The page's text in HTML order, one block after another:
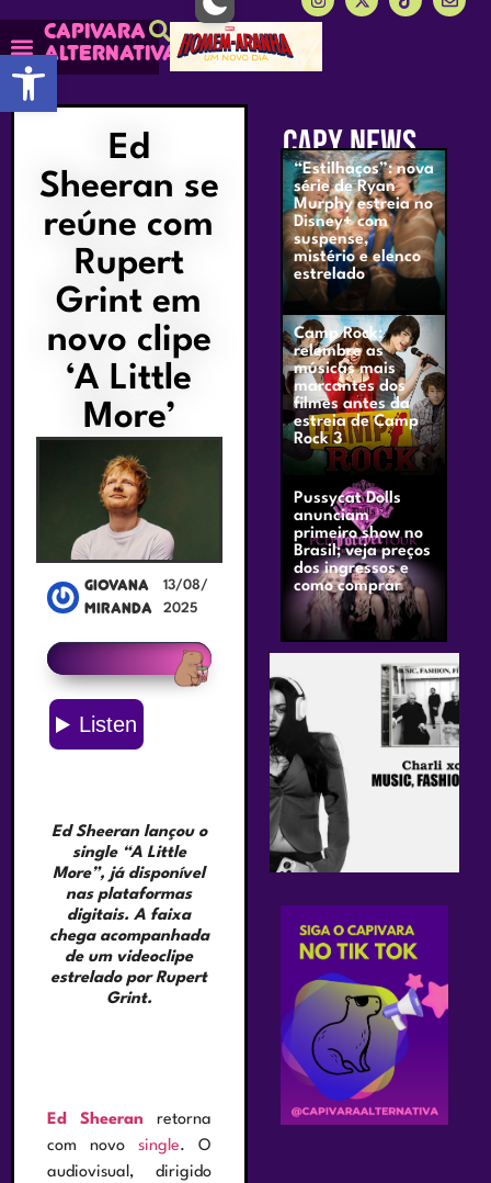
Abrir a barra de ferramentas
Capivara
alternativa
Ed
Sheeran se
reúne com
Rupert
Grint em
novo clipe
‘A Little
More’
Giovana
Miranda
13/08/
2025
Ed Sheeran lançou o
single “A Little
More”, já disponível
nas plataformas
digitais. A faixa
chega acompanhada
de um videoclipe
estrelado por Rupert
Grint.
Ed Sheeran
retorna
com novo single. O
audiovisual, dirigido
CAPY NEWS
“Estilhaços”: nova
série de Ryan
Murphy estreia no
Disney+ com
suspense,
mistério e elenco
estrelado
Camp Rock:
relembre as
músicas mais
marcantes dos
filmes antes da
estreia de Camp
Rock 3
Pussycat Dolls
anunciam
primeiro show no
Brasil; veja preços
dos ingressos e
como comprar